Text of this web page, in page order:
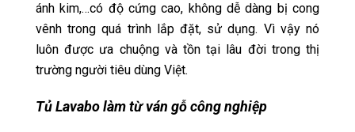
ánh kim,…có độ cứng cao, không dễ dàng bị cong
vênh trong quá trình lắp đặt, sử dụng. Vì vậy nó
luôn được ưa chuộng và tồn tại lâu đời trong thị
trường người tiêu dùng Việt.
Tủ Lavabo làm từ ván gỗ công nghiệp